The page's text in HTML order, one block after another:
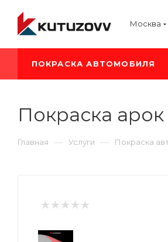
Москва
ПОКРАСКА АВТОМОБИЛЯ
Покраска
Главная — Услуги — Покраска